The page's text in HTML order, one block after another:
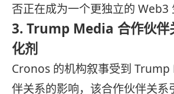
否正在成为一个更独立的 Web3
3. Trump Media 合作伙伴
化剂
Cronos 的机构叙事受到
伴关系的影响，该合作伙伴关系